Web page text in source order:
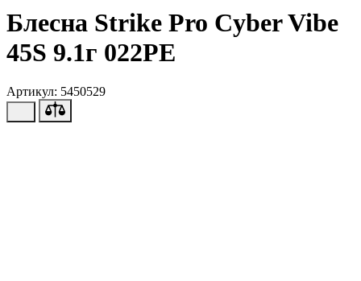
Блесна Strike Pro Cyber Vibe
45S 9.1г 022PE
Артикул: 5450529